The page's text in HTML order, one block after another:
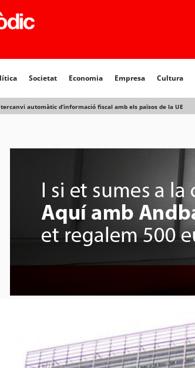
Societat Economia Empresa Cultura
automàtic d’informació fiscal amb els països de la UE
Societat